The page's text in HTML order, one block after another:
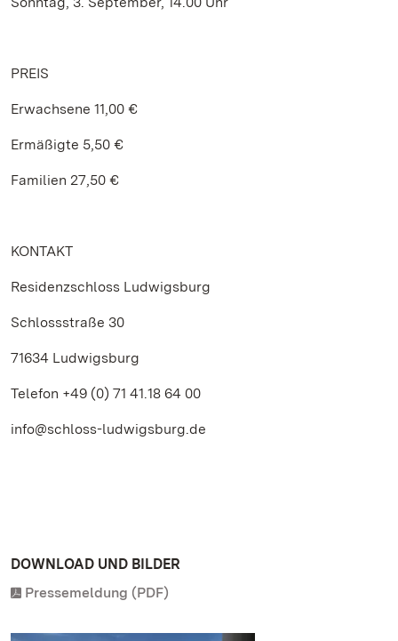
PREIS
Erwachsene 11,00 €
Ermäßigte 5,50 €
Familien 27,50 €
KONTAKT
Residenzschloss Ludwigsburg
Schlossstraße 30
71634 Ludwigsburg
Telefon +49 (0) 71 41.18 64 00
info@schloss-ludwigsburg.de
DOWNLOAD UND BILDER
Pressemeldung (PDF)